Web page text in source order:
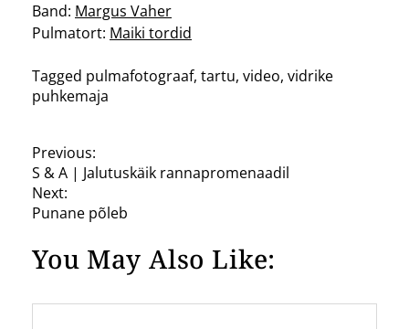
Band: Margus Vaher
Pulmatort: Maiki tordid
Tagged pulmafotograaf, tartu, video, vidrike
puhkemaja
P
o
s
t
n
a
Previous:
S & A | Jalutuskäik rannapromenaadil
Next:
Punane põleb
You May Also Like: